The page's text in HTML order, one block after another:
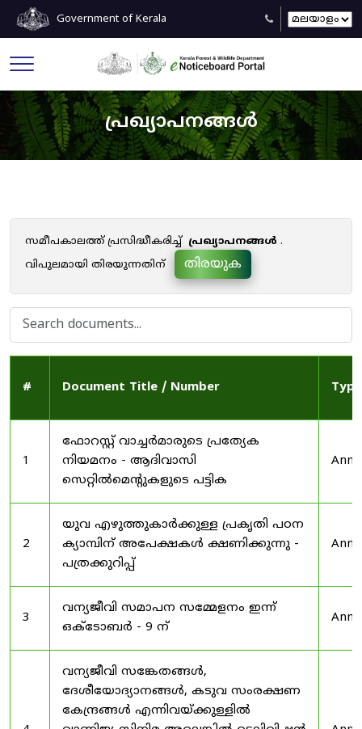
Government of Kerala
പ്രഖ്യാപനങ്ങൾ
സമീപകാലത്ത് പ്രസിദ്ധീകരിച്ച് പ്രഖ്യാപനങ്ങൾ .
വിപുലമായി തിരയുന്നതിന്
തിരയുക
# Document Title / Number Type
1
ഫോറസ്റ്റ് വാച്ചർമാരുടെ പ്രത്യേക
നിയമനം - ആദിവാസി
സെറ്റിൽമെന്റുകളുടെ പട്ടിക
2
യുവ എഴുത്തുകാർക്കുള്ള പ്രകൃതി പഠന
ക്യാമ്പിന് അപേക്ഷകൾ ക്ഷണിക്കുന്നു -
പത്രക്കുറിപ്പ്
3
വന്യജീവി സമാപന സമ്മേളനം ഇന്ന്
ഒക്ടോബർ - 9 ന്
വന്യജീവി സങ്കേതങ്ങൾ,
ദേശീയോദ്യാനങ്ങൾ, കടുവ സംരക്ഷണ
കേന്ദ്രങ്ങൾ എന്നിവയ്ക്കുള്ളിൽ